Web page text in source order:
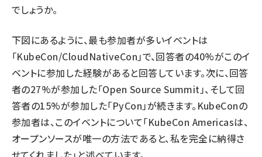
でしょうか。
下図にあるように、最も参加者が多いイベントは
「KubeCon/CloudNativeCon」で、回答者の40%がこのイ
ベントに参加した経験があると回答しています。次に、回答
者の27%が参加した「Open Source Summit」、そして回
答者の15%が参加した「PyCon」が続きます。KubeConの
参加者は、このイベントについて「KubeCon Americasは、
オープンソースが唯一の方法であると、私を完全に納得さ